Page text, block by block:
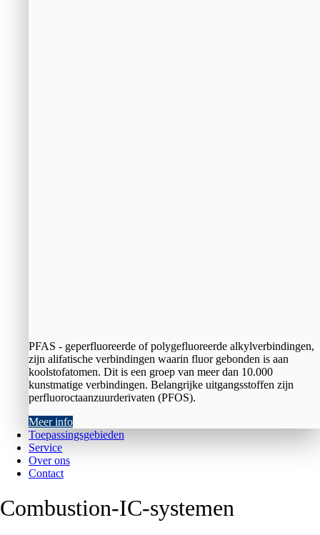
PFAS - geperfluoreerde of polygefluoreerde alkylverbindingen,
zijn alifatische verbindingen waarin fluor gebonden is aan
koolstofatomen. Dit is een groep van meer dan 10.000
kunstmatige verbindingen. Belangrijke uitgangsstoffen zijn
perfluoroctaanzuurderivaten (PFOS).
Meer info
Toepassingsgebieden
Service
Over ons
Contact
Combustion-IC-systemen